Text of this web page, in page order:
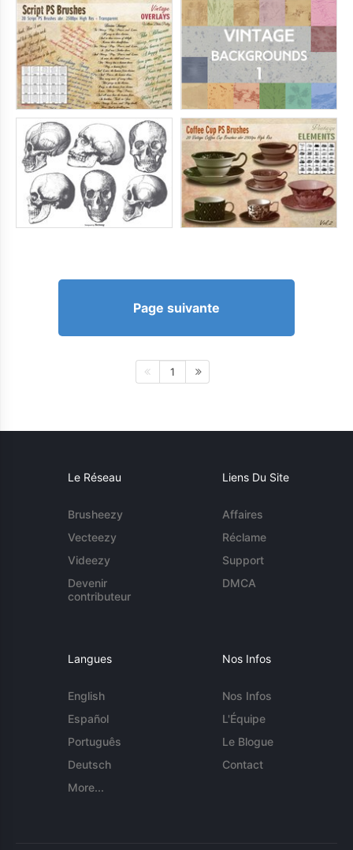
Page suivante
1
Le Réseau
Brusheezy
Vecteezy
Videezy
Devenir
contributeur
Liens Du Site
Affaires
Réclame
Support
DMCA
Langues
English
Español
Português
Deutsch
More...
Nos Infos
Nos Infos
L'Équipe
Le Blogue
Contact